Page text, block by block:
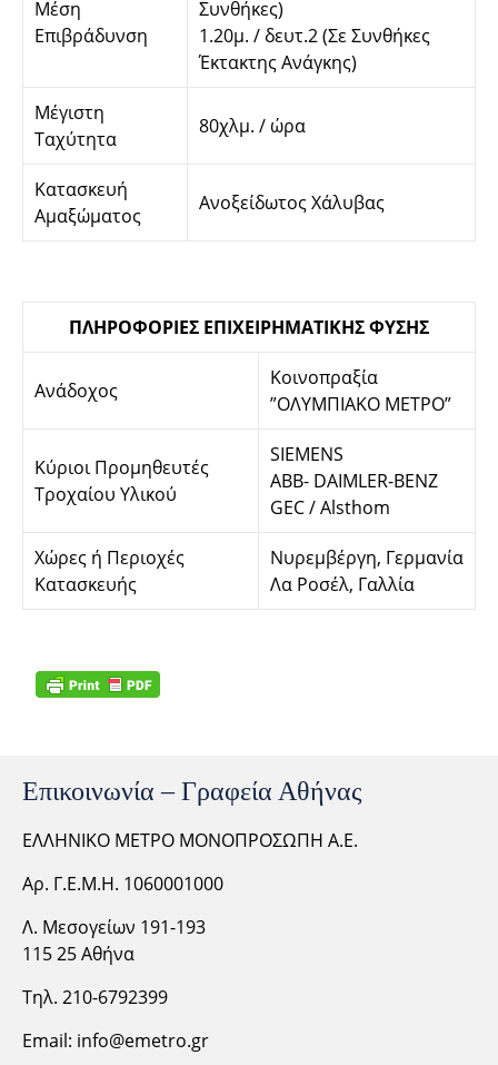
Μέση
Επιβράδυνση
Συνθήκες)
1.20μ. / δευτ.2 (Σε Συνθήκες
Έκτακτης Ανάγκης)
Μέγιστη
Ταχύτητα
80χλμ. / ώρα
Κατασκευή
Αμαξώματος
Ανοξείδωτος Χάλυβας
ΠΛΗΡΟΦΟΡIΕΣ ΕΠIΧΕIΡΗΜΑΤIΚΗΣ ΦΥΣΗΣ
Ανάδοχος
Κοινοπραξία
”ΟΛΥΜΠIΑΚΟ ΜΕΤΡΟ”
Κύριοι Προμηθευτές
Τροχαίου Υλικού
SIEMENS
ABB- DAIMLER-BENZ
GEC / Alsthοm
Χώρες ή Περιοχές
Κατασκευής
Νυρεμβέργη, Γερμανία
Λα Ροσέλ, Γαλλία
Επικοινωνία – Γραφεία Αθήνας
ΕΛΛΗΝΙΚΟ ΜΕΤΡΟ ΜΟΝΟΠΡΟΣΩΠΗ Α.Ε.
Αρ. Γ.Ε.Μ.Η. 1060001000
Λ. Μεσογείων 191-193
115 25 Αθήνα
Τηλ. 210-6792399
Email: info@emetro.gr